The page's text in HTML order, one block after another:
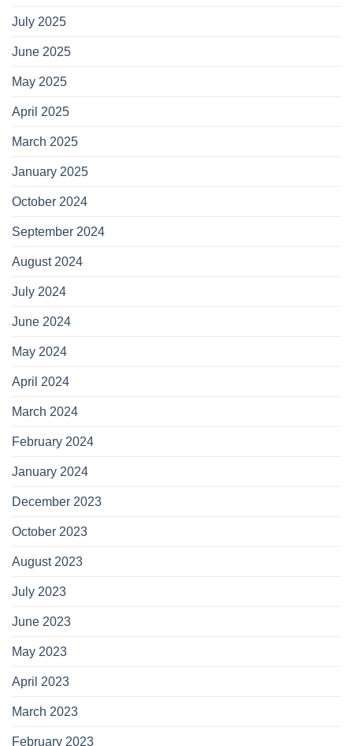
July 2025
June 2025
May 2025
April 2025
March 2025
January 2025
October 2024
September 2024
August 2024
July 2024
June 2024
May 2024
April 2024
March 2024
February 2024
January 2024
December 2023
October 2023
August 2023
July 2023
June 2023
May 2023
April 2023
March 2023
February 2023